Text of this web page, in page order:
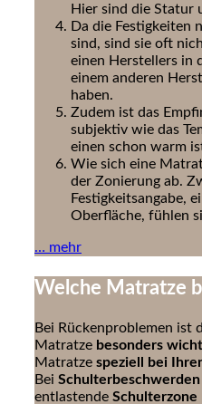
Hier sind die Statur
Da die Festigkeiten
sind, sind sie oft
einen Herstellers in
einem anderen
haben.
Zudem ist das
subjektiv wie das
einen schon warm
Wie sich eine
der Zonierung ab.
Festigkeitsangabe,
Oberfläche, fühlen
… mehr
Welche Matratze
Bei Rückenproblemen ist
Matratze besonders
Matratze speziell bei
Bei Schulterbeschwerden
entlastende Schulterzone